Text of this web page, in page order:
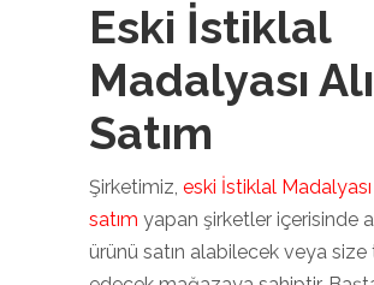
Eski İstiklal
Madalyası
Satım
Şirketimiz, eski İstiklal Madalyası
satım yapan şirketler içerisinde
ürünü satın alabilecek veya size